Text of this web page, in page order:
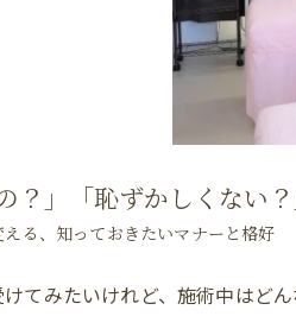
？」「恥ずかしくない？
える、知っておきたいマナーと格好
けてみたいけれど、施術中は